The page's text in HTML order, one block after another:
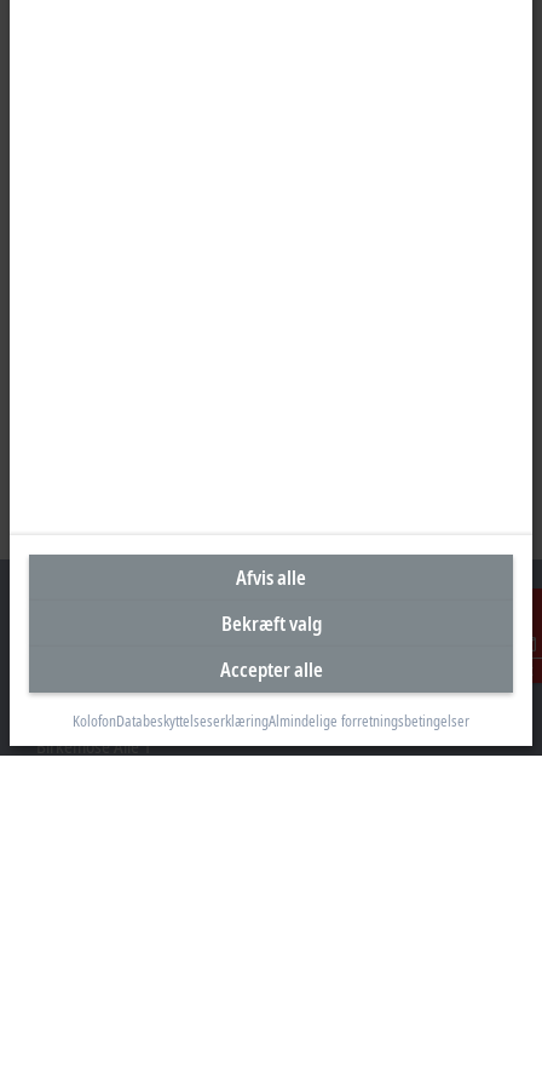
Kontakt
Beckhoff Automation ApS
Birkemose Allé 1
Afvis alle
Bekræft valg
Accepter alle
KolofonDatabeskyttelseserklæringAlmindelige forretningsbetingelser